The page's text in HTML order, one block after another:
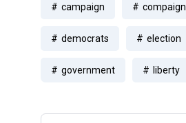
campaign compaign
democrats election
government liberty